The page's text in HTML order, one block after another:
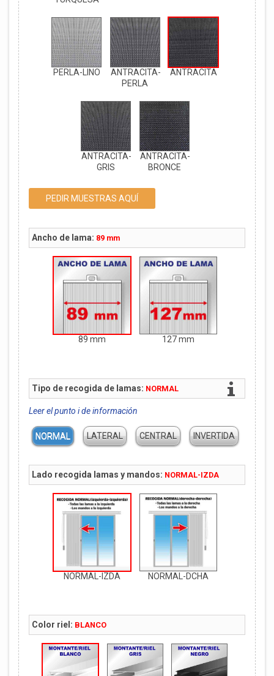
PERLA-LINO
ANTRACITA-
PERLA
ANTRACITA
ANTRACITA-
GRIS
ANTRACITA-
BRONCE
PEDIR MUESTRAS AQUÍ
Ancho de lama: 89 mm
89 mm 127 mm
Tipo de recogida de lamas: NORMAL
Leer el punto i de información
NORMAL LATERAL CENTRAL INVERTIDA
Lado recogida lamas y mandos: NORMAL-IZDA
NORMAL-IZDA NORMAL-DCHA
Color riel: BLANCO